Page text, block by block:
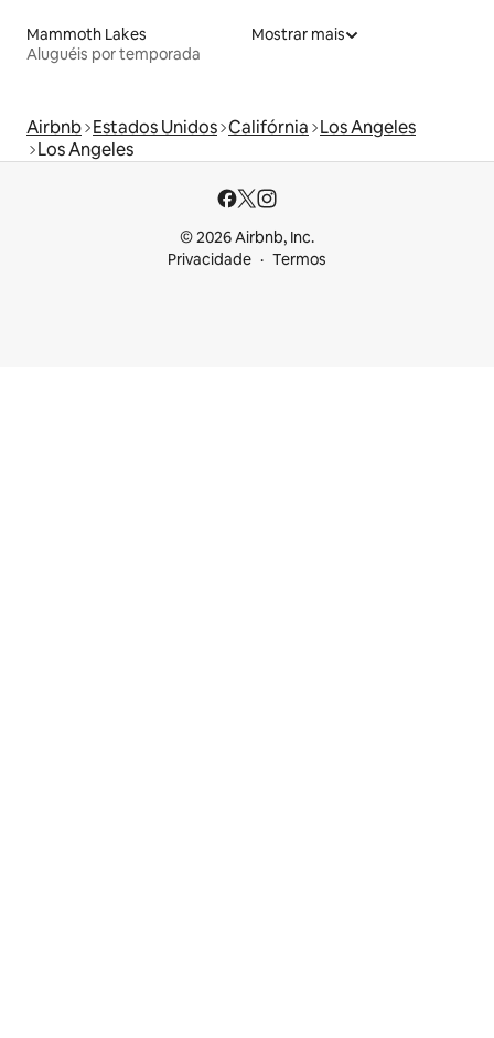
Mammoth Lakes
Aluguéis por temporada
Mostrar mais
Airbnb Estados Unidos Califórnia Los Angeles
Los Angeles
© 2026 Airbnb, Inc.
Privacidade
Termos